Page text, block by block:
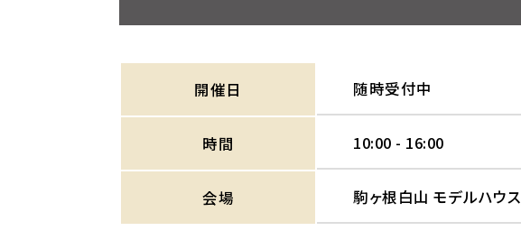
開催日 随時受付中
時間 10:00 - 16:00
会場 駒ヶ根白山 モデルハウス